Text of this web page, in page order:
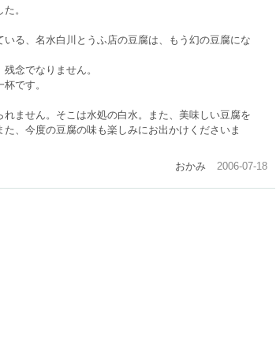
。
る、名水白川とうふ店の豆腐は、もう幻の豆腐にな
念でなりません。
です。
ません。そこは水処の白水。また、美味しい豆腐を
、今度の豆腐の味も楽しみにお出かけくださいま
おかみ
2006-07-18